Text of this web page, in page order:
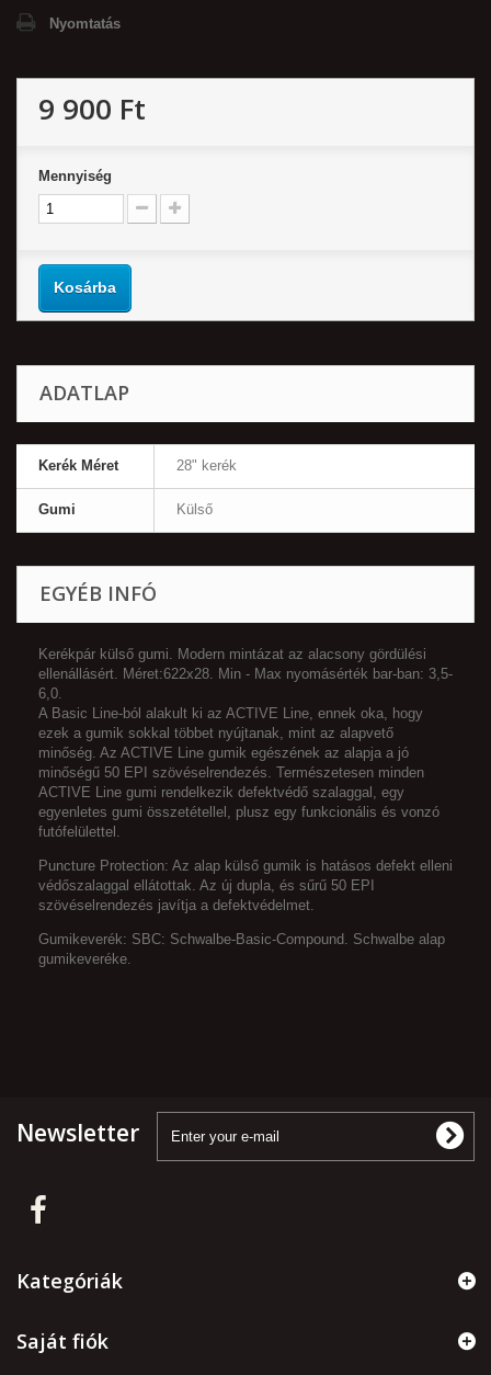
Nyomtatás
9 900 Ft‎
Mennyiség
Kosárba
ADATLAP
Kerék Méret 28" kerék
Gumi Külső
EGYÉB INFÓ
Kerékpár külső gumi. Modern mintázat az alacsony gördülési
ellenállásért. Méret:622x28. Min - Max nyomásérték bar-ban: 3,5-
6,0.
A Basic Line-ból alakult ki az ACTIVE Line, ennek oka, hogy
ezek a gumik sokkal többet nyújtanak, mint az alapvető
minőség. Az ACTIVE Line gumik egészének az alapja a jó
minőségű 50 EPI szövéselrendezés. Természetesen minden
ACTIVE Line gumi rendelkezik defektvédő szalaggal, egy
egyenletes gumi összetétellel, plusz egy funkcionális és vonzó
futófelülettel.
Puncture Protection: Az alap külső gumik is hatásos defekt elleni
védőszalaggal ellátottak. Az új dupla, és sűrű 50 EPI
szövéselrendezés javítja a defektvédelmet.
Gumikeverék: SBC: Schwalbe-Basic-Compound. Schwalbe alap
gumikeveréke.
Newsletter
Kategóriák
Saját fiók